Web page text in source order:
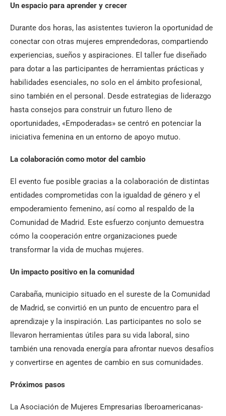
Un espacio para aprender y crecer
Durante dos horas, las asistentes tuvieron la oportunidad de
conectar con otras mujeres emprendedoras, compartiendo
experiencias, sueños y aspiraciones. El taller fue diseñado
para dotar a las participantes de herramientas prácticas y
habilidades esenciales, no solo en el ámbito profesional,
sino también en el personal. Desde estrategias de liderazgo
hasta consejos para construir un futuro lleno de
oportunidades, «Empoderadas» se centró en potenciar la
iniciativa femenina en un entorno de apoyo mutuo.
La colaboración como motor del cambio
El evento fue posible gracias a la colaboración de distintas
entidades comprometidas con la igualdad de género y el
empoderamiento femenino, así como al respaldo de la
Comunidad de Madrid. Este esfuerzo conjunto demuestra
cómo la cooperación entre organizaciones puede
transformar la vida de muchas mujeres.
Un impacto positivo en la comunidad
Carabaña, municipio situado en el sureste de la Comunidad
de Madrid, se convirtió en un punto de encuentro para el
aprendizaje y la inspiración. Las participantes no solo se
llevaron herramientas útiles para su vida laboral, sino
también una renovada energía para afrontar nuevos desafíos
y convertirse en agentes de cambio en sus comunidades.
Próximos pasos
La Asociación de Mujeres Empresarias Iberoamericanas-